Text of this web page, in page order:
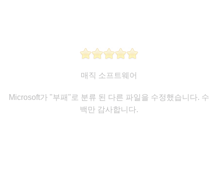
매직 소프트웨어
Microsoft가 "부패"로 분류 된 다른 파일을 수정했습니다. 수
백만 감사합니다.